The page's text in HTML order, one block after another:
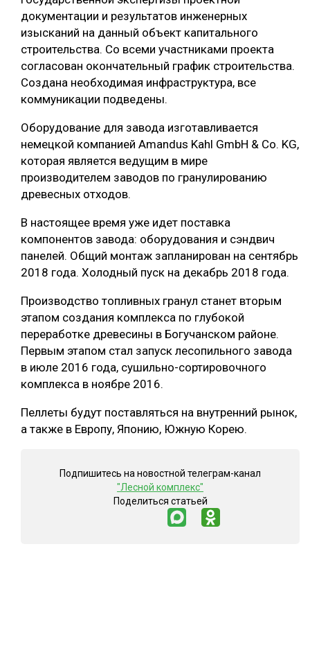
КОМПЛЕКСНАЯ ПЕРЕРАБОТКА
ДЕРЕВЯННОЕ ДОМОСТРОЕНИЕ
БЕЗОПАСНОЕ ПРОИЗВОДСТВО
СОРТИРОВКА ДРЕВЕСИНЫ
СУШКА ДРЕВЕСИНЫ
МЕБЕЛЬНОЕ ПРОИЗВОДСТВО
документации и результатов инженерных
изысканий на данный объект капитального
строительства. Со всеми участниками проекта
согласован окончательный график строительства.
Создана необходимая инфраструктура, все
коммуникации подведены.
Оборудование для завода изготавливается
немецкой компанией Аmandus Kahl GmbH & Co. KG,
которая является ведущим в мире
производителем заводов по гранулированию
древесных отходов.
В настоящее время уже идет поставка
компонентов завода: оборудования и сэндвич
панелей. Общий монтаж запланирован на сентябрь
2018 года. Холодный пуск на декабрь 2018 года.
Производство топливных гранул станет вторым
этапом создания комплекса по глубокой
переработке древесины в Богучанском районе.
Первым этапом стал запуск лесопильного завода
в июле 2016 года, сушильно-сортировочного
комплекса в ноябре 2016.
Пеллеты будут поставляться на внутренний рынок,
а также в Европу, Японию, Южную Корею.
Подпишитесь на новостной телеграм-канал
"Лесной комплекс"
Поделиться статьей